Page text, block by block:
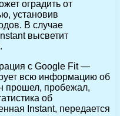
оградить от
установив
В случае
высветит
с Google Fit —
всю информацию об
прошел, пробежал,
об
Instant, передается